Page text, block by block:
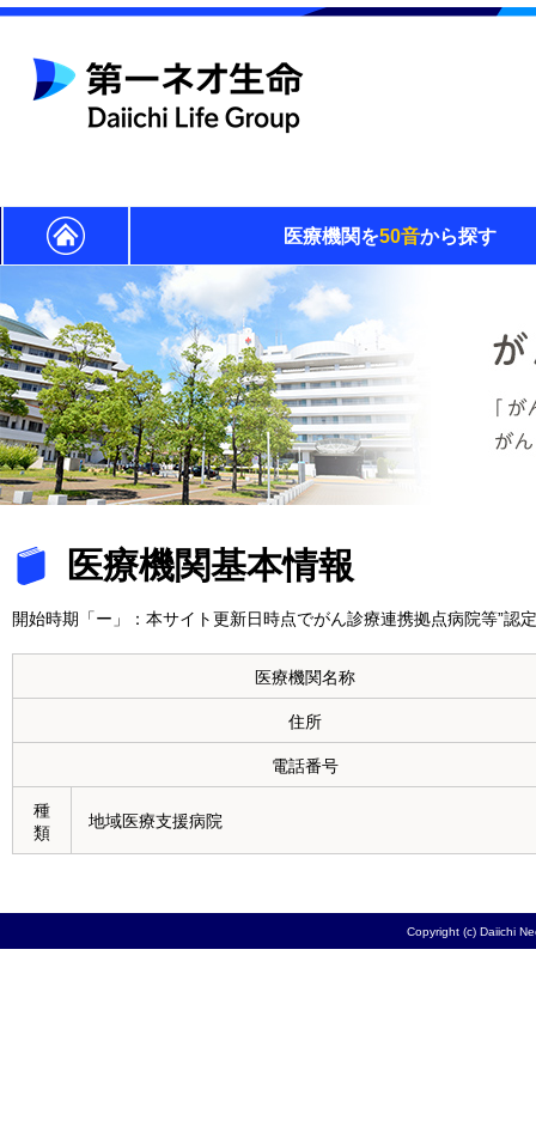
医療機関を50音から探す
医療機関基本情報
開始時期「ー」：本サイト更新日時点でがん診療連携拠点病院等”認
医療機関名称
住所
電話番号
種
類
地域医療支援病院
Copyright (c) Daiichi